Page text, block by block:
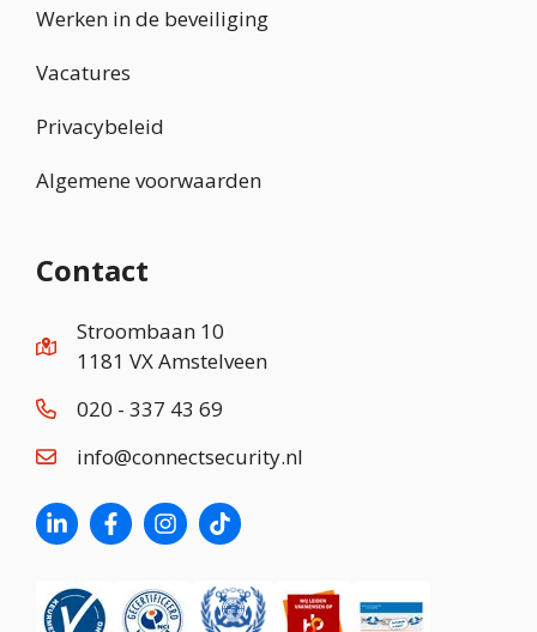
Werken in de beveiliging
Vacatures
Privacybeleid
Algemene voorwaarden
Contact
Stroombaan 10
1181 VX Amstelveen
020 - 337 43 69
info@connectsecurity.nl